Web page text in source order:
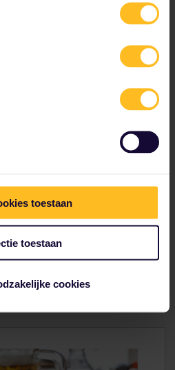
toestaan
toestaan
cookies
naar München gereisd om
te lopen
meeste mensen komen naar
te vieren. Dit iconische
ook als je niet uitkomt met je
op een minder
dan naar de beroemdste
Neem plaats tussen